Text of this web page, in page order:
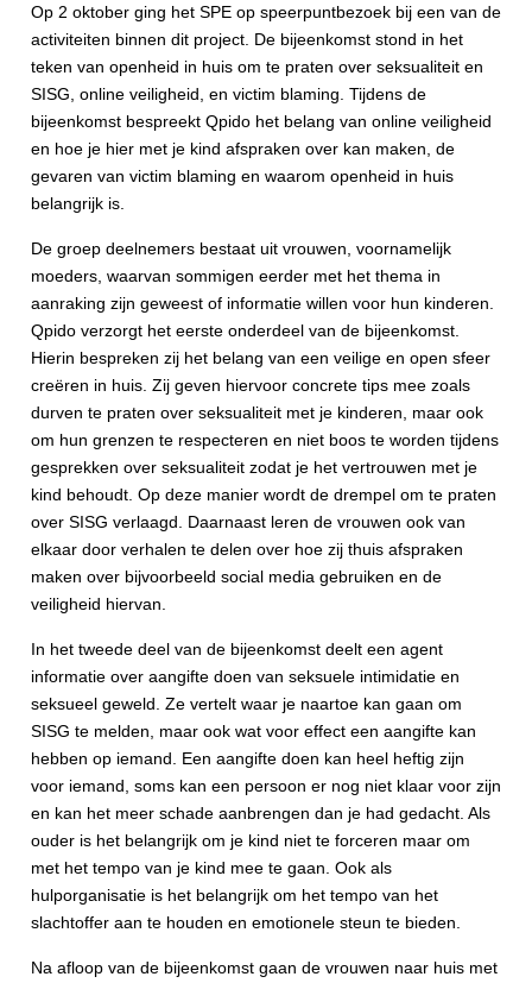
Op 2 oktober ging het SPE op speerpuntbezoek bij een van de
activiteiten binnen dit project. De bijeenkomst stond in het
teken van openheid in huis om te praten over seksualiteit en
SISG, online veiligheid, en victim blaming. Tijdens de
bijeenkomst bespreekt Qpido het belang van online veiligheid
en hoe je hier met je kind afspraken over kan maken, de
gevaren van victim blaming en waarom openheid in huis
belangrijk is.
De groep deelnemers bestaat uit vrouwen, voornamelijk
moeders, waarvan sommigen eerder met het thema in
aanraking zijn geweest of informatie willen voor hun kinderen.
Qpido verzorgt het eerste onderdeel van de bijeenkomst.
Hierin bespreken zij het belang van een veilige en open sfeer
creëren in huis. Zij geven hiervoor concrete tips mee zoals
durven te praten over seksualiteit met je kinderen
maar ook
om hun grenzen te respecteren en niet boos te worden tijdens
gesprekken over seksualiteit zodat je het vertrouwen met je
kind behoudt. Op deze manier wordt de drempel om te praten
over SISG verlaagd. Daarnaast leren de vrouwen ook van
elkaar door verhalen te delen over hoe zij thuis afspraken
maken over bijvoorbeeld social media gebruiken en de
veiligheid hiervan.
In het tweede deel van de bijeenkomst deelt een agent
informatie over aangifte doen van seksuele intimidatie en
seksueel geweld. Ze vertelt waar je naartoe kan gaan om
SISG te melden
maar ook wat voor effect een aangifte kan
hebben op iemand. Een aangifte doen kan heel heftig zijn
voor iemand, soms kan een persoon er nog niet klaar voor zijn
en kan het meer schade aanbrengen dan je had gedacht. Als
ouder is het belangrijk om je kind niet te forceren maar om
met het tempo van je kind mee te gaan. Ook als
hulporganisatie is het belangrijk om het tempo van het
slachtoffer aan te houden en emotionele steun te bieden.
Na afloop van de bijeenkomst gaan de vrouwen naar huis met